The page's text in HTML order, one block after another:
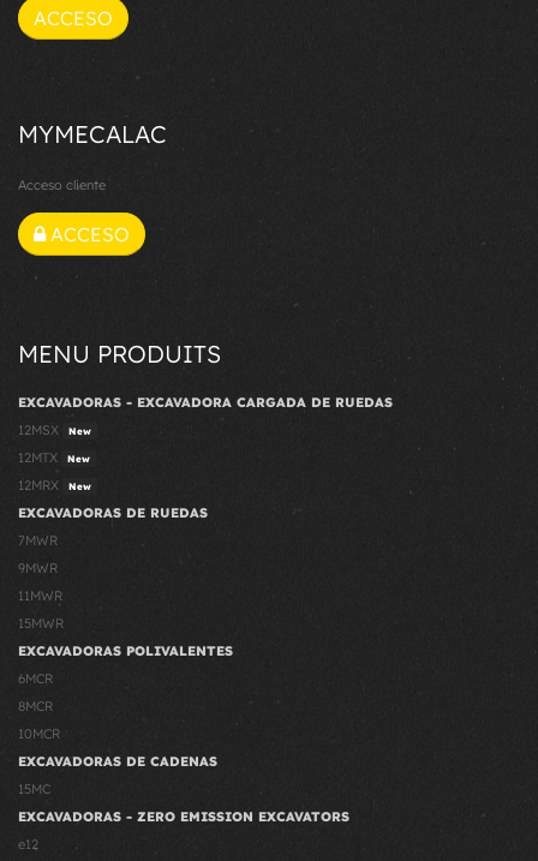
ACCESO
MYMECALAC
Acceso cliente
ACCESO
MENU PRODUITS
EXCAVADORAS - EXCAVADORA CARGADA DE RUEDAS
12MSX
New
12MTX New
12MRX New
EXCAVADORAS DE RUEDAS
7MWR
9MWR
11MWR
15MWR
EXCAVADORAS POLIVALENTES
6MCR
8MCR
10MCR
EXCAVADORAS DE CADENAS
15MC
EXCAVADORAS - ZERO EMISSION EXCAVATORS
e12